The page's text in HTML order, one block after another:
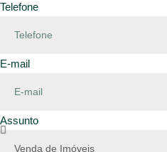
Telefone
E-mail
Assunto